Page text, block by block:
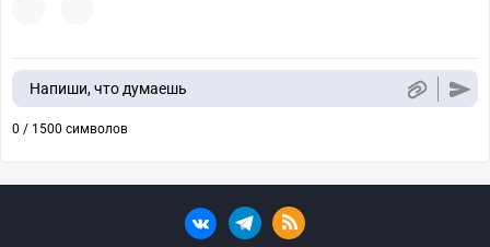
Напиши, что думаешь
0 / 1500 символов